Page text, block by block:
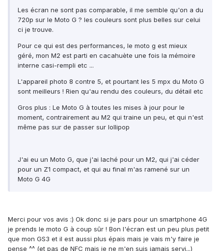
Les écran ne sont pas comparable, il me semble qu'on a du
720p sur le Moto G ? les couleurs sont plus belles sur celui
ci je trouve.
Pour ce qui est des performances, le moto g est mieux
géré, mon M2 est parti en cacahuète une fois la mémoire
interne casi-rempli etc ...
L'appareil photo 8 contre 5, et pourtant les 5 mpx du Moto G
sont meilleurs ! Rien qu'au rendu des couleurs, du détail etc
Gros plus : Le Moto G à toutes les mises à jour pour le
moment, contrairement au M2 qui traine un peu, et qui n'est
même pas sur de passer sur lollipop
J'ai eu un Moto G, que j'ai laché pour un M2, qui j'ai céder
pour un Z1 compact, et qui au final m'as ramené sur un
Moto G 4G
Merci pour vos avis :) Ok donc si je pars pour un smartphone 4G
je prends le moto G à coup sûr ! Bon l'écran est un peu plus petit
que mon GS3 et il est aussi plus épais mais je vais m'y faire je
pense ^^ (et pas de NFC mais je ne m'en suis jamais servi...)